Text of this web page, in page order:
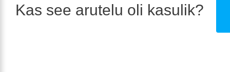
Kas see arutelu oli kasulik?